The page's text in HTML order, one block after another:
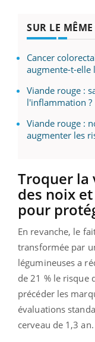
SUR LE
Cancer
augmente-t-elle
Viande rouge :
l'inflammation ?
Viande rouge :
augmenter les
Troquer la
des noix
pour
En revanche, le
transformée par
légumineuses a
de 21 % le risque
précéder les
évaluations
cerveau de 1,3 an.